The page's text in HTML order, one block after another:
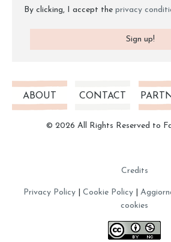
By clicking, I accept the privacy
ABOUT CONTACT
© 2026 All Rights Reserved to
Credits
Privacy Policy Cookie Policy
cookies